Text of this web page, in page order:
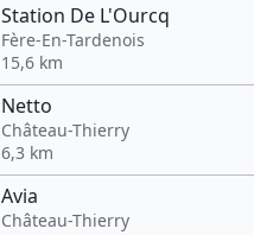
Station De L'Ourcq
Fère-En-Tardenois
15,6 km
Netto
Château-Thierry
6,3 km
Avia
Château-Thierry